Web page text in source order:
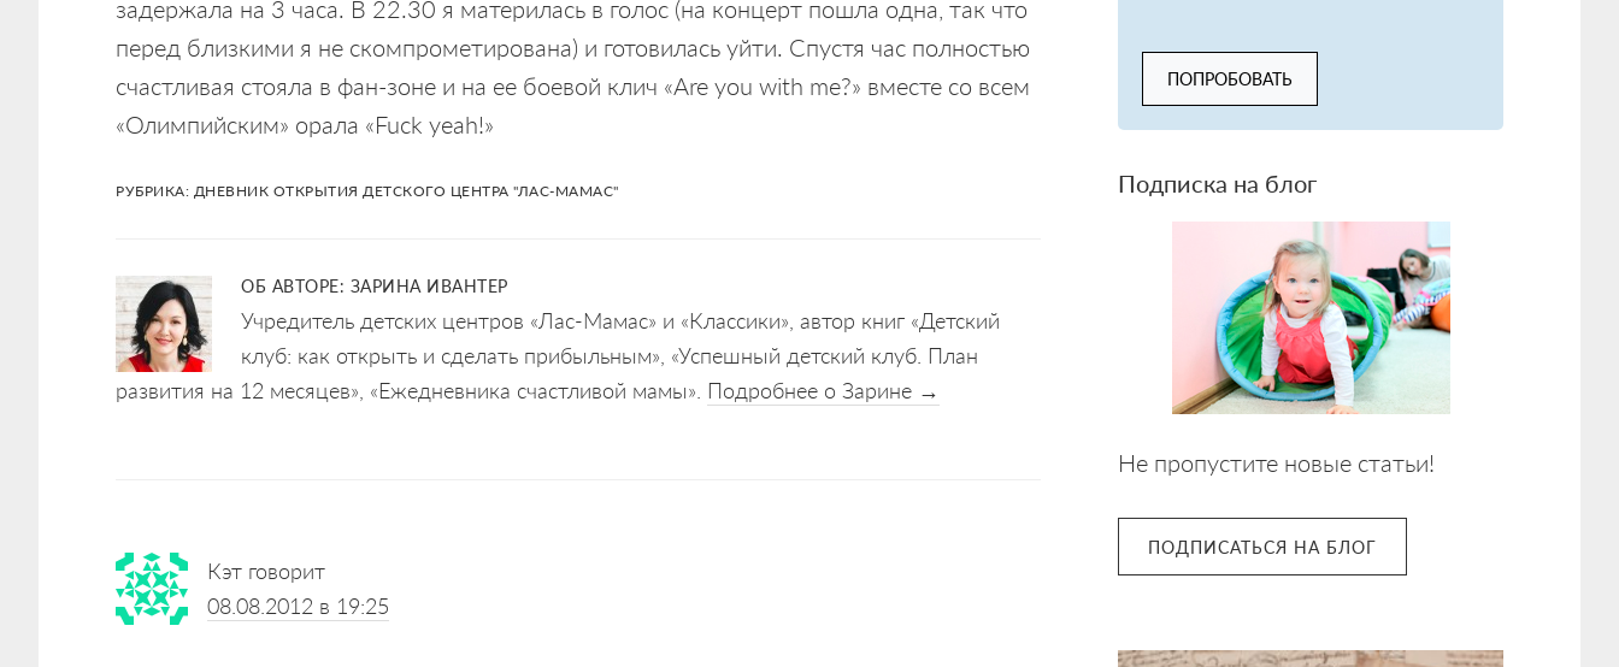
задержала на 3 часа. В 22.30 я материлась в голос (на концерт пошла одна, так что
перед близкими я не скомпрометирована) и готовилась уйти. Спустя час полностью
счастливая стояла в фан-зоне и на ее боевой клич «Are you with me?» вместе со всем
«Олимпийским» орала «Fuck yeah!»
РУБРИКА: ДНЕВНИК ОТКРЫТИЯ ДЕТСКОГО ЦЕНТРА "ЛАС-МАМАС"
ОБ АВТОРЕ: ЗАРИНА ИВАНТЕР
Учредитель детских центров «Лас-Мамас» и «Классики», автор книг «Детский
клуб: как открыть и сделать прибыльным», «Успешный детский клуб. План
развития на 12 месяцев», «Ежедневника счастливой мамы». Подробнее о Зарине →
Reader
Interactions
Кэт говорит
08.08.2012 в 19:25
ПОПРОБОВАТЬ
Подписка на блог
Не пропустите новые статьи!
ПОДПИСАТЬСЯ НА БЛОГ